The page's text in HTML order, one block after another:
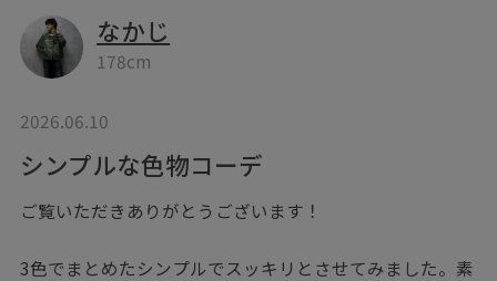
なかじ
178cm
2026.06.10
シンプルな色物コーデ
ご覧いただきありがとうございます！
3色でまとめたシンプルでスッキリとさせてみました。素